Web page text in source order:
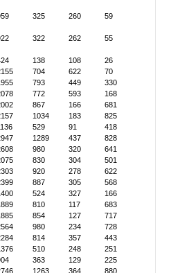
325 260 59
322 262 55
138 108
26
704 622
70
793 449
330
772 593
168
867 166
681
1034 183
825
529 91
418
1289 437
828
980 320
641
830 304
501
920 278
622
887 305
568
524 327
166
810 117
683
854 127
717
980 234
728
814 357
443
510 248
251
363 129
225
1263 364
880